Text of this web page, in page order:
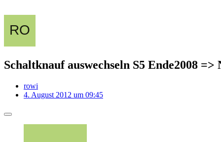
Schaltknauf auswechseln S5 Ende2008 =>
rowi
4. August 2012 um 09:45